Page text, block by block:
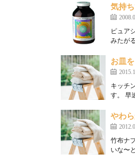
気持
ピュア
みたが
お皿
キッチ
す。 早
やわ
竹布ナ
いな〜